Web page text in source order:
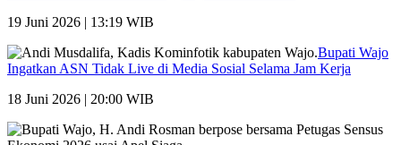
19 Juni 2026 | 13:19 WIB
Bupati Wajo
Ingatkan ASN Tidak Live di Media Sosial Selama Jam Kerja
18 Juni 2026 | 20:00 WIB